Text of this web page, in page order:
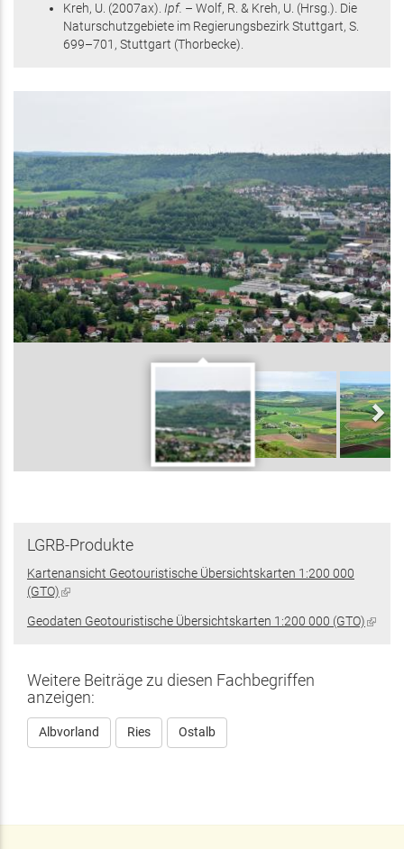
Kreh, U. (2007ax). Ipf. – Wolf, R. & Kreh, U. (Hrsg.). Die
Naturschutzgebiete im Regierungsbezirk Stuttgart, S.
699–701 , Stuttgart (Thorbecke).
LGRB-Produkte
Kartenansicht Geotouristische Übersichtskarten 1:200 000
(GTO)(Link
extern)
Geodaten Geotouristische Übersichtskarten 1:200 000 (GTO)(Link
Weitere Beiträge zu diesen Fachbegriffen
anzeigen:
Albvorland Ries Ostalb